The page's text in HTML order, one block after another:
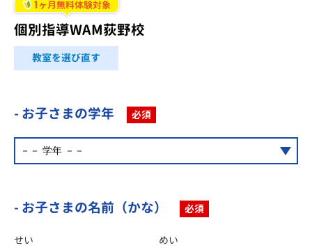
1ヶ月無料体験対象
個別指導WAM荻野校
教室を選び直す
- お子さまの学年 必須
- お子さまの名前（かな） 必須
せい めい